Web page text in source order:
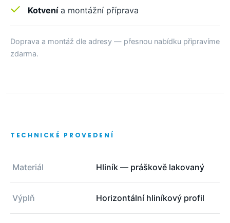
Kotvenía montážní příprava
Doprava a montáž dle adresy — přesnou nabídku připravíme
zdarma.
TECHNICKÉ PROVEDENÍ
Materiál Hliník — práškově lakovaný
Výplň Horizontální hliníkový profil